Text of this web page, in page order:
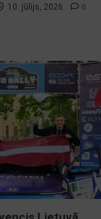
10. jūlijs, 2026. 0